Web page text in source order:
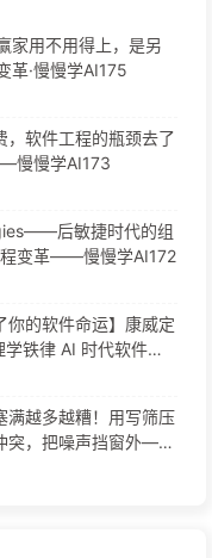
用不用得上，是另
·慢慢学AI175
，软件工程的瓶颈去了
慢慢学AI173
后敏捷时代的组
程变革——慢慢学AI172
你的软件命运】康威定
铁律 AI 时代软件工
满越多越糟！用写筛压
突，把噪声挡窗外——